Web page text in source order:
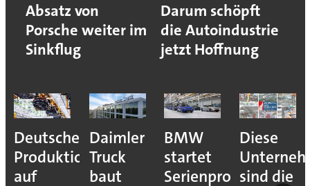
Absatz von
Porsche weiter im
Sinkflug
Darum schöpft
die Autoindustrie
jetzt Hoffnung
Deutsche
Produktion
auf
Daimler
Truck
baut
BMW
startet
Serienproduktion
Diese
sind die